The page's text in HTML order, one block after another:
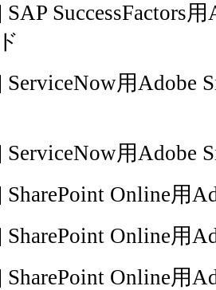
SAP SuccessFactors
ServiceNow用Adobe
ServiceNow用Adobe
SharePoint Online用
SharePoint Online用
SharePoint Online用